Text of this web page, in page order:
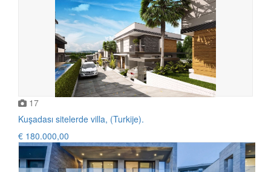
17
Kuşadası sitelerde villa, (Turkije).
€ 180.000,00